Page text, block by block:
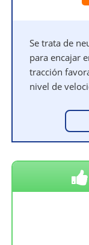
Se trata de
para encajar
tracción
nivel de